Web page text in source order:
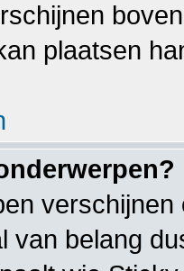
plaatsen
van belang